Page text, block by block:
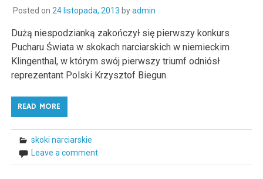
Posted on 24 listopada, 2013 byadmin
Dużą niespodzianką zakończył się pierwszy konkurs
Pucharu Świata w skokach narciarskich w niemieckim
Klingenthal, w którym swój pierwszy triumf odniósł
reprezentant Polski Krzysztof Biegun.
READ MORE
skoki narciarskie
Leave a comment